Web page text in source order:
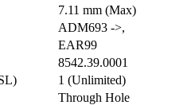
7.11 mm (Max)
ADM693 ->,
EAR99
8542.39.0001
1 (Unlimited)
Through Hole